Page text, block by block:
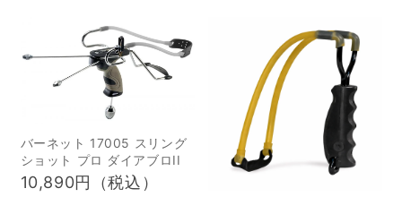
らでもしっかりエゾシカ
の姿を捉えています。 カ
メラには赤外線センサー
が搭載されており、動物
感知。外気と動物の温度
差に反応し、自動でシャ
カツベーコン巻き 4鹿油
淋 7狩猟の獲物を料理す
るのは醍醐味｜命をあり
がたくいただこう 狩猟の
目的 狩猟を行う際には、
鳥獣保護管理法で定めら
れている通り、住所地の
バーネット 17005 スリング
ショット プロ ダイアブロII
10,890円（税込）